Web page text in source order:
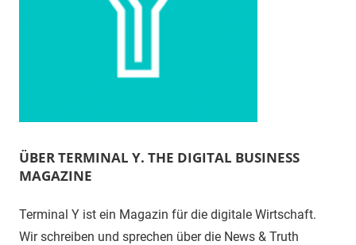
ÜBER TERMINAL Y. THE DIGITAL BUSINESS
MAGAZINE
Terminal Y ist ein Magazin für die digitale Wirtschaft.
Wir schreiben und sprechen über die News & Truth